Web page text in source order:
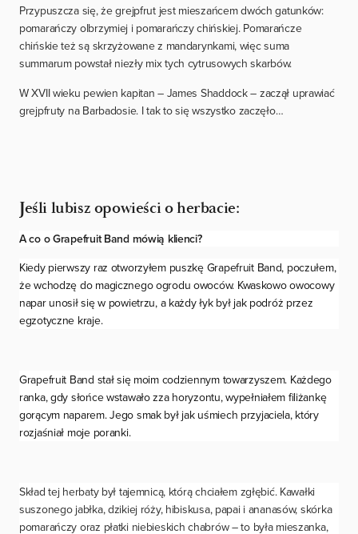
Przypuszcza się, że grejpfrut jest mieszańcem dwóch gatunków:
pomarańczy olbrzymiej i pomarańczy chińskiej. Pomarańcze
chińskie też są skrzyżowane z mandarynkami, więc suma
summarum powstał niezły mix tych cytrusowych skarbów.
W XVII wieku pewien kapitan – James Shaddock – zaczął uprawiać
grejpfruty na Barbadosie. I tak to się wszystko zaczęło…
Jeśli lubisz opowieści o herbacie:
A co o Grapefruit Band mówią klienci?
Kiedy pierwszy raz otworzyłem puszkę Grapefruit Band, poczułem,
że wchodzę do magicznego ogrodu owoców. Kwaskowo owocowy
napar unosił się w powietrzu, a każdy łyk był jak podróż przez
egzotyczne kraje.
Grapefruit Band stał się moim codziennym towarzyszem. Każdego
ranka, gdy słońce wstawało zza horyzontu, wypełniałem filiżankę
gorącym naparem. Jego smak był jak uśmiech przyjaciela, który
rozjaśniał moje poranki.
Skład tej herbaty był tajemnicą, którą chciałem zgłębić. Kawałki
suszonego jabłka, dzikiej róży, hibiskusa, papai i ananasów, skórka
pomarańczy oraz płatki niebieskich chabrów – to była mieszanka,